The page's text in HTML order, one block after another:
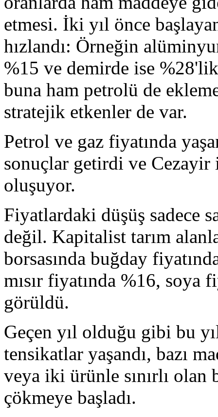
etmesi. İki yıl önce
hızlandı: Örneğin
%15 ve demirde ise
buna ham petrolü de
stratejik etkenler de var.
Petrol ve gaz fiyatında
sonuçlar getirdi ve
oluşuyor.
Fiyatlardaki düşüş sadece
değil. Kapitalist tarım
borsasında buğday
mısır fiyatında %16, soya
görüldü.
Geçen yıl olduğu gibi bu
tensikatlar yaşandı, bazı
veya iki ürünle sınırlı
çökmeye başladı.